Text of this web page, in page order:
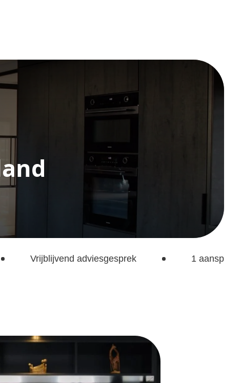
Vrijblijvend adviesgesprek 1